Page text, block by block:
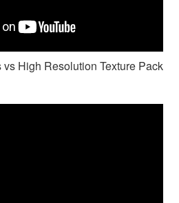
High Resolution Texture Pack